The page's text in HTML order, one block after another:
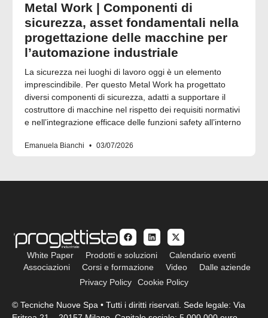
Metal Work | Componenti di
sicurezza, asset fondamentali nella
progettazione delle macchine per
l’automazione industriale
La sicurezza nei luoghi di lavoro oggi è un elemento
imprescindibile. Per questo Metal Work ha progettato
diversi componenti di sicurezza, adatti a supportare il
costruttore di macchine nel rispetto dei requisiti normativi
e nell’integrazione efficace delle funzioni safety all’interno
Emanuela Bianchi 03/07/2026
White Paper Prodotti e soluzioni
Calendario eventi
Associazioni
Corsi e formazione Video
Dalle aziende
Privacy Policy
Cookie Policy
© Tecniche Nuove Spa • Tutti i diritti riservati. Sede legale: Via